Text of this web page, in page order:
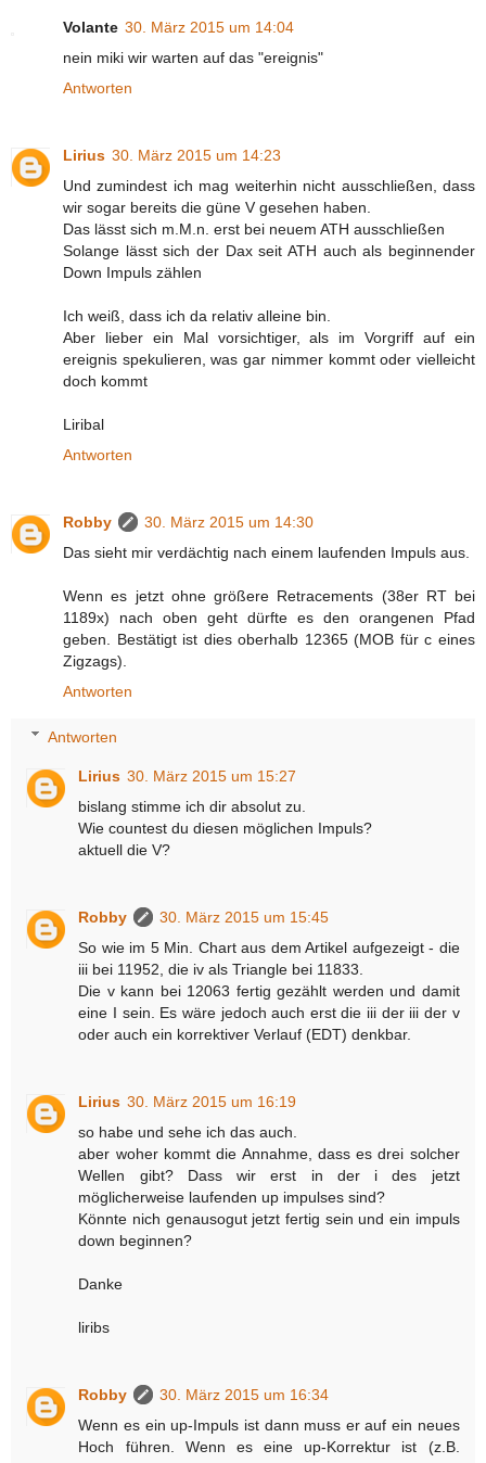
Volante 30. März 2015 um 14:04
nein miki wir warten auf das "ereignis"
Antworten
Lirius 30. März 2015 um 14:23
Und zumindest ich mag weiterhin nicht ausschließen, dass
wir sogar bereits die güne V gesehen haben.
Das lässt sich m.M.n. erst bei neuem ATH ausschließen
Solange lässt sich der Dax seit ATH auch als beginnender
Down Impuls zählen
Ich weiß, dass ich da relativ alleine bin.
Aber lieber ein Mal vorsichtiger, als im Vorgriff auf ein
ereignis spekulieren, was gar nimmer kommt oder vielleicht
doch kommt
Liribal
Antworten
Robby
30. März 2015 um 14:30
Das sieht mir verdächtig nach einem laufenden Impuls aus.
Wenn es jetzt ohne größere Retracements (38er RT bei
1189x) nach oben geht dürfte es den orangenen Pfad
geben. Bestätigt ist dies oberhalb 12365 (MOB für c eines
Zigzags).
Antworten
Antworten
Lirius 30. März 2015 um 15:27
bislang stimme ich dir absolut zu.
Wie countest du diesen möglichen Impuls?
aktuell die V?
Robby
30. März 2015 um 15:45
So wie im 5 Min. Chart aus dem Artikel aufgezeigt - die
iii bei 11952, die iv als Triangle bei 11833.
Die v kann bei 12063 fertig gezählt werden und damit
eine I sein. Es wäre jedoch auch erst die iii der iii der v
oder auch ein korrektiver Verlauf (EDT) denkbar.
Lirius 30. März 2015 um 16:19
so habe und sehe ich das auch.
aber woher kommt die Annahme, dass es drei solcher
Wellen gibt? Dass wir erst in der i des jetzt
möglicherweise laufenden up impulses sind?
Könnte nich genausogut jetzt fertig sein und ein impuls
down beginnen?
Danke
liribs
Robby
30. März 2015 um 16:34
Wenn es ein up-Impuls ist dann muss er auf ein neues
Hoch führen. Wenn es eine up-Korrektur ist (z.B.